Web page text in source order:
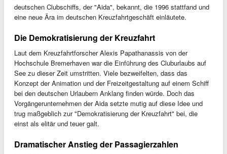
deutschen Clubschiffs, der "Aida", bekannt, die 1996 stattfand und
eine neue Ära im deutschen Kreuzfahrtgeschäft einläutete.
Die Demokratisierung der Kreuzfahrt
Laut dem Kreuzfahrtforscher Alexis Papathanassis von der
Hochschule Bremerhaven war die Einführung des Cluburlaubs auf
See zu dieser Zeit umstritten. Viele bezweifelten, dass das
Konzept der Animation und der Freizeitgestaltung auf einem Schiff
bei den deutschen Urlaubern Anklang finden würde. Doch das
Vorgängerunternehmen der Aida setzte mutig auf diese Idee und
trug maßgeblich zur "Demokratisierung der Kreuzfahrt" bei, die
einst als elitär und teuer galt.
Dramatischer Anstieg der Passagierzahlen